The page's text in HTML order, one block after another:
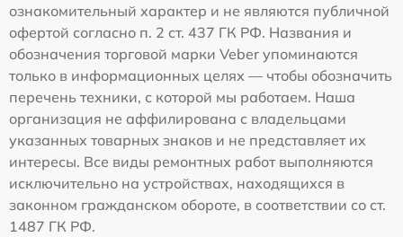
ознакомительный характер и не являются публичной
офертой согласно п. 2 ст. 437 ГК РФ. Названия и
обозначения торговой марки Veber упоминаются
только в информационных целях — чтобы обозначить
перечень техники, с которой мы работаем. Наша
организация не аффилирована с владельцами
указанных товарных знаков и не представляет их
интересы. Все виды ремонтных работ выполняются
исключительно на устройствах, находящихся в
законном гражданском обороте, в соответствии со ст.
1487 ГК РФ.